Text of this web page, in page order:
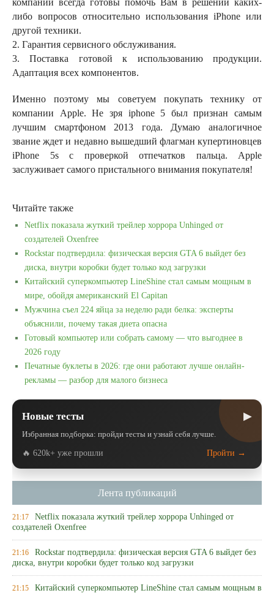
компании всегда готовы помочь Вам в решении каких-
либо вопросов относительно использования iPhone или
другой техники.
2. Гарантия сервисного обслуживания.
3. Поставка готовой к использованию продукции.
Адаптация всех компонентов.
Именно поэтому мы советуем покупать технику от
компании Apple. Не зря iphone 5 был признан самым
лучшим смартфоном 2013 года. Думаю аналогичное
звание ждет и недавно вышедший флагман купертиновцев
iPhone 5s с проверкой отпечатков пальца. Apple
заслуживает самого пристального внимания покупателя!
Читайте также
Netflix показала жуткий трейлер хоррора Unhinged от
создателей Oxenfree
Rockstar подтвердила: физическая версия GTA 6 выйдет без
диска, внутри коробки будет только код загрузки
Китайский суперкомпьютер LineShine стал самым мощным в
мире, обойдя американский El Capitan
Мужчина съел 224 яйца за неделю ради белка: эксперты
объяснили, почему такая диета опасна
Готовый компьютер или собрать самому — что выгоднее в
2026 году
Печатные буклеты в 2026: где они работают лучше онлайн-
рекламы — разбор для малого бизнеса
Новые тесты ▶
Избранная подборка: пройди тесты и узнай себя лучше.
🔥 620k+ уже прошли Пройти →
Лента публикаций
21:17 Netflix показала жуткий трейлер хоррора Unhinged от
создателей Oxenfree
21:16 Rockstar подтвердила: физическая версия GTA 6 выйдет без
диска, внутри коробки будет только код загрузки
21:15 Китайский суперкомпьютер LineShine стал самым мощным в